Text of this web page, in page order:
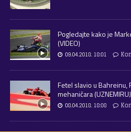
Pogledajte kako je
(VIDEO)
09.04.2018. 18:01
Fetel slavio u Bahreinu,
mehaničara
08.04.2018. 18:08